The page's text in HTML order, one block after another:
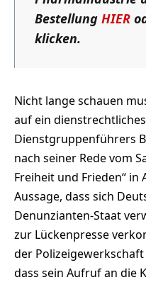
Bestellung HIER
klicken.
Nicht lange schauen
auf ein
Dienstgruppenführers
nach seiner Rede vom
Freiheit und Frieden“ in
Aussage, dass sich
Denunzianten-Staat
zur Lückenpresse
der
dass sein Aufruf an die